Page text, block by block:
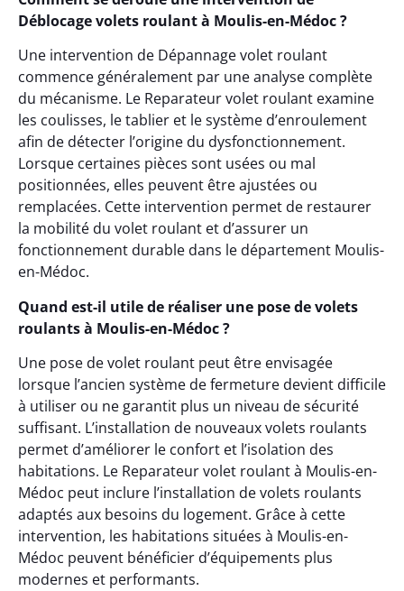
Déblocage volets roulant à Moulis-en-Médoc ?
Une intervention de Dépannage volet roulant
commence généralement par une analyse complète
du mécanisme. Le Reparateur volet roulant examine
les coulisses, le tablier et le système d’enroulement
afin de détecter l’origine du dysfonctionnement.
Lorsque certaines pièces sont usées ou mal
positionnées, elles peuvent être ajustées ou
remplacées. Cette intervention permet de restaurer
la mobilité du volet roulant et d’assurer un
fonctionnement durable dans le département Moulis-
en-Médoc.
Quand est-il utile de réaliser une pose de volets
roulants à Moulis-en-Médoc ?
Une pose de volet roulant peut être envisagée
lorsque l’ancien système de fermeture devient difficile
à utiliser ou ne garantit plus un niveau de sécurité
suffisant. L’installation de nouveaux volets roulants
permet d’améliorer le confort et l’isolation des
habitations. Le Reparateur volet roulant à Moulis-en-
Médoc peut inclure l’installation de volets roulants
adaptés aux besoins du logement. Grâce à cette
intervention, les habitations situées à Moulis-en-
Médoc peuvent bénéficier d’équipements plus
modernes et performants.